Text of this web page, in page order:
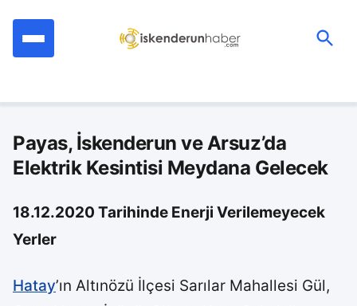
Payas, İskenderun ve Arsuz’da
Elektrik Kesintisi Meydana Gelecek
18.12.2020 Tarihinde Enerji Verilemeyecek
Yerler
Hatay’ın Altınözü İlçesi Sarılar Mahallesi Gül,